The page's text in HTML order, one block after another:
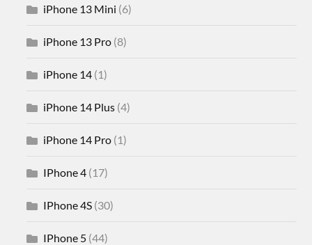
iPhone 13 Mini (6)
iPhone 13 Pro (8)
iPhone 14 (1)
iPhone 14 Plus (4)
iPhone 14 Pro (1)
IPhone 4 (17)
IPhone 4S (30)
IPhone 5 (44)